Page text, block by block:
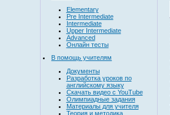
Elementary
Pre Intermediate
Intermediate
Upper Intermediate
Advanced
Онлайн тесты
В помощь учителям
Документы
Разработка уроков по
английскому языку
Скачать видео с YouTube
Олимпиадные задания
Материалы для учителя
Теория и методика